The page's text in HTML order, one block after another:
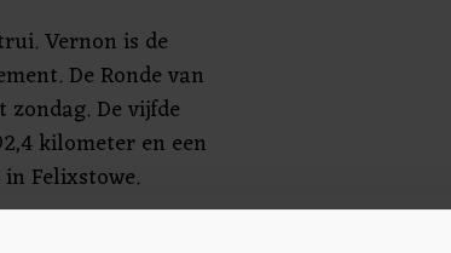
Vernon is de
De Ronde van
De vijfde
kilometer en een
Felixstowe.